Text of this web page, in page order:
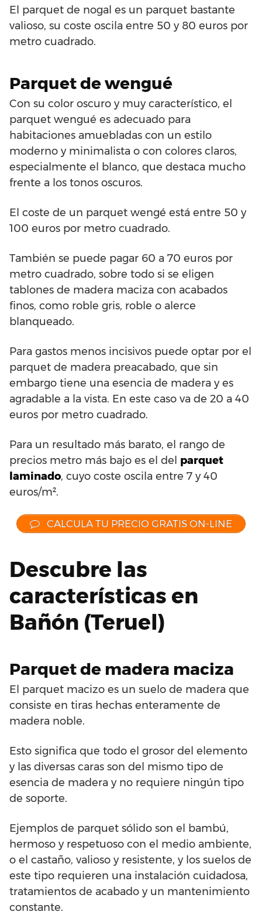
El parquet de nogal es un parquet bastante
valioso, su coste oscila entre 50 y 80 euros por
metro cuadrado.
Parquet de wengué
Con su color oscuro y muy característico, el
parquet wengué es adecuado para
habitaciones amuebladas con un estilo
moderno y minimalista o con colores claros,
especialmente el blanco, que destaca mucho
frente a los tonos oscuros.
El coste de un parquet wengé está entre 50 y
100 euros por metro cuadrado.
También se puede pagar 60 a 70 euros por
metro cuadrado, sobre todo si se eligen
tablones de madera maciza con acabados
finos, como roble gris, roble o alerce
blanqueado.
Para gastos menos incisivos puede optar por el
parquet de madera preacabado, que sin
embargo tiene una esencia de madera y es
agradable a la vista. En este caso va de 20 a 40
euros por metro cuadrado.
Para un resultado más barato, el rango de
precios metro más bajo es el del parquet
laminado, cuyo coste oscila entre 7 y 40
euros/m².
CALCULA TU PRECIO GRATIS ON-LINE
Descubre las
características en
Bañón (Teruel)
Parquet de madera maciza
El parquet macizo es un suelo de madera que
consiste en tiras hechas enteramente de
madera noble.
Esto significa que todo el grosor del elemento
y las diversas caras son del mismo tipo de
esencia de madera y no requiere ningún tipo
de soporte.
Ejemplos de parquet sólido son el bambú,
hermoso y respetuoso con el medio ambiente,
o el castaño, valioso y resistente, y los suelos de
este tipo requieren una instalación cuidadosa,
tratamientos de acabado y un mantenimiento
constante.